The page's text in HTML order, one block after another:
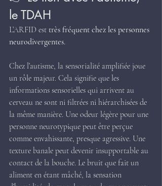
le TDAH
L’ARFID est très fréquent chez les personnes
neurodivergentes.
Chez l’autisme, la sensorialité amplifiée joue
un rôle majeur. Cela signifie que les
informations sensorielles qui arrivent au
cerveau ne sont ni filtrées ni hiérarchisées de
la même manière. Une odeur légère pour une
personne neurotypique peut être perçue
comme envahissante, presque agressive. Une
texture banale peut devenir insupportable au
contact de la bouche. Le bruit que fait un
aliment en étant mâché, la sensation